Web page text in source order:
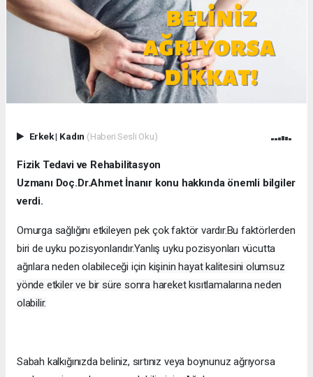
Erkek| Kadın (Haberi Sesli Oku)
Fizik Tedavi ve Rehabilitasyon
Uzmanı Doç.Dr.Ahmet İnanır konu hakkında önemli bilgiler
verdi.
Omurga sağlığını etkileyen pek çok faktör vardır.Bu faktörlerden
biri de uyku pozisyonlarıdır.Yanlış uyku pozisyonları vücutta
ağrılara neden olabileceği için kişinin hayat kalitesini olumsuz
yönde etkiler ve bir süre sonra hareket kısıtlamalarına neden
olabilir.
Sabah kalkığınızda beliniz, sırtınız veya boynunuz ağrıyorsa